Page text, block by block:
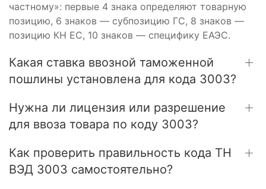
частному»: первые 4 знака определяют товарную
позицию, 6 знаков — субпозицию ГС, 8 знаков —
позицию КН ЕС, 10 знаков — специфику ЕАЭС.
Какая ставка ввозной таможенной
пошлины установлена для кода 3003?
Нужна ли лицензия или разрешение
для ввоза товара по коду 3003?
Как проверить правильность кода ТН
ВЭД 3003 самостоятельно?